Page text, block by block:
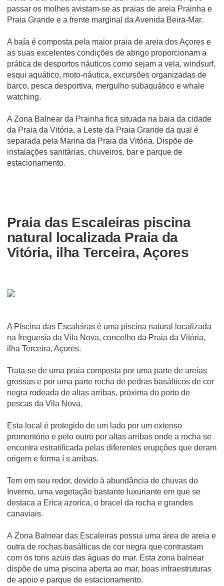
passar os molhes avistam-se as praias de areia Prainha e
Praia Grande e a frente marginal da Avenida Beira-Mar.
A baía é composta pela maior praia de areia dos Açores e
as suas excelentes condições de abrigo proporcionam a
prática de desportos náuticos como sejam a vela, windsurf,
esqui aquático, moto-náutica, excursões organizadas de
barco, pesca desportiva, mergulho subaquático e whale
watching.
A Zona Balnear da Prainha fica situada na baia da cidade
da Praia da Vitória, a Leste da Praia Grande da qual é
separada pela Marina da Praia da Vitória. Dispõe de
instalações sanitárias, chuveiros, bar e parque de
estacionamento.
Praia das Escaleiras piscina
natural localizada Praia da
Vitória, ilha Terceira, Açores
A Piscina das Escaleiras é uma piscina natural localizada
na freguesia da Vila Nova, concelho da Praia da Vitória,
ilha Terceira, Açores.
Trata-se de uma praia composta por uma parte de areias
grossas e por uma parte rocha de pedras basálticos de cor
negra rodeada de altas arribas, próxima do porto de
pescas da Vila Nova.
Esta local é protegido de um lado por um extenso
promontório e pelo outro por altas arribas onde a rocha se
encontra estratificada pelas diferentes erupções que deram
origem e forma í s arribas.
Tem em seu redor, devido à abundância de chuvas do
Inverno, uma vegetação bastante luxuriante em que se
destaca a Erica azorica, o bracel da rocha e grandes
canaviais.
A Zona Balnear das Escaleiras possui uma área de areia e
outra de rochas basálticas de cor negra que contrastam
com os tons azuis das águas do mar. Esta zona balnear
dispõe de uma piscina aberta ao mar, boas infraestruturas
de apoio e parque de estacionamento.